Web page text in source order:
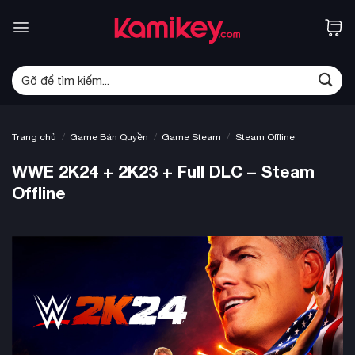
qua
dung
Tìm
kiếm:
Trang chủ / Game Bản Quyền / Game Steam / Steam Offline
WWE 2K24 + 2K23 + Full DLC – Steam
Offline